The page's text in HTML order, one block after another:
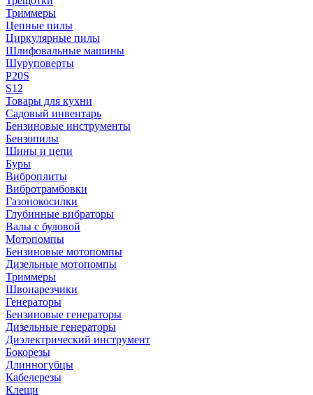
Триммеры
Цепные пилы
Циркулярные пилы
Шлифовальные машины
Шуруповерты
P20S
S12
Товары для кухни
Садовый инвентарь
Бензиновые инструменты
Бензопилы
Шины и цепи
Буры
Виброплиты
Вибротрамбовки
Газонокосилки
Глубинные вибраторы
Валы с буловой
Мотопомпы
Бензиновые мотопомпы
Дизельные мотопомпы
Триммеры
Швонарезчики
Генераторы
Бензиновые генераторы
Дизельные генераторы
Диэлектрический инструмент
Бокорезы
Длинногубцы
Кабелерезы
Клещи